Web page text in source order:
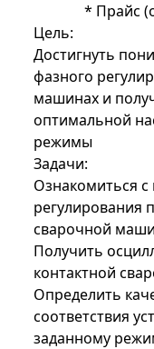
* Прайс
Цель:
Достигнуть
фазного
машинах и
оптимальной
режимы
Задачи:
Ознакомиться
регулирования
сварочной
Получить
контактной
Определить
соответствия
заданному